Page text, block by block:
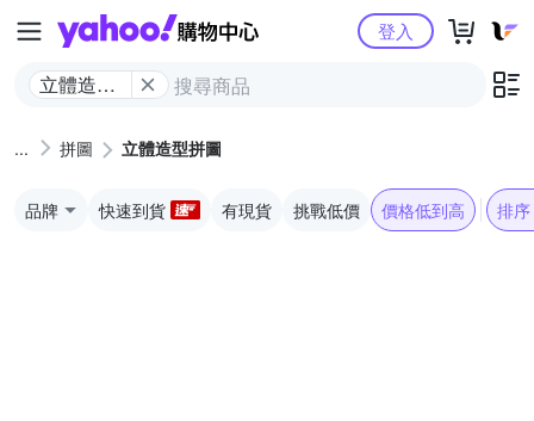
Yahoo購物中心
立體造型
登入
拼圖 立體造型拼圖
品牌 快速到貨 有現貨 挑戰低價 價格低到高 排序